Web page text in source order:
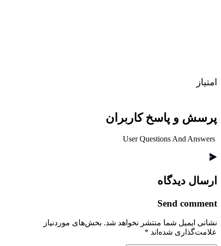
امتیاز
پرسش و پاسخ کاربران
ارسال دیدگاه
Send comment
نشانی ایمیل شما منتشر نخواهد شد. بخش‌های موردنیاز
علامت‌گذاری شده‌اند *